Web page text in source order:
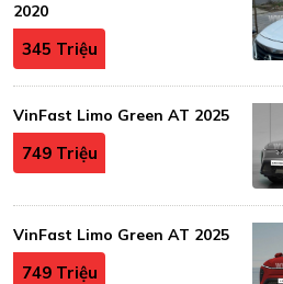
2020
345 Triệu
VinFast Limo Green AT 2025
749 Triệu
VinFast Limo Green AT 2025
749 Triệu